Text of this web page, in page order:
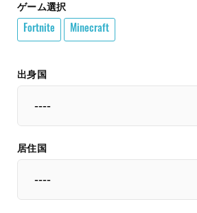
ゲーム選択
Fortnite Minecraft
出身国
居住国